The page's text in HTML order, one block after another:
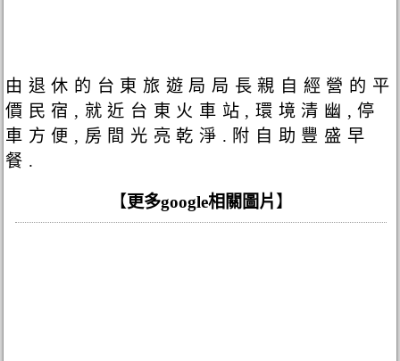
由退休的台東旅遊局局長親自經營的平
價民宿,就近台東火車站,環境清幽,停
車方便,房間光亮乾淨.附自助豐盛早
餐.
【 更多google相關圖片 】